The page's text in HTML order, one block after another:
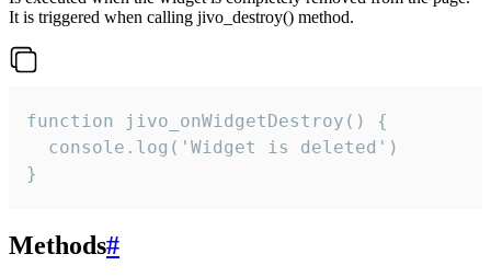
It is triggered when calling jivo_destroy() method.
function jivo_onWidgetDestroy() {
  console.log('Widget is deleted')
}
Methods#